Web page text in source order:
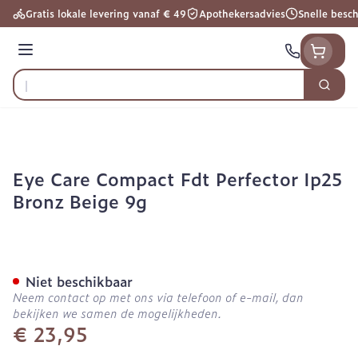
Ga naar de inhoud
Gratis lokale levering vanaf € 49 Apothekersadvies Snelle
Menu
Product, merk, categorie...
Zoek
Eye Care Compact Fdt Perfector Ip25
Bronz Beige 9g
€ 23,95
Niet beschikbaar
Neem contact op met ons via telefoon of e-mail, dan
bekijken we samen de mogelijkheden.